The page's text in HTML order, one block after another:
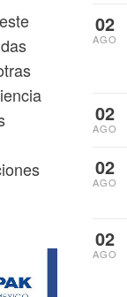
02
AGO
02
AGO
02
AGO
02
AGO